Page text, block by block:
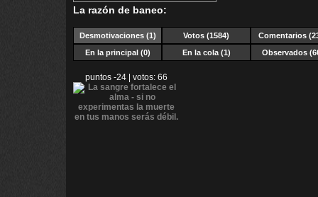
La razón de baneo:
Desmotivaciones(1) Votos (1584)
Comentarios
En la principal (0)
En la cola (1) Observados
puntos -24 | votos: 66